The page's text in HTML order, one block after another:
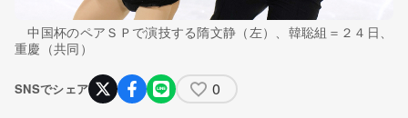
中国杯のペアＳＰで演技する隋文静（左）、韓聡組＝２４日、
重慶（共同）
SNSでシェア 0